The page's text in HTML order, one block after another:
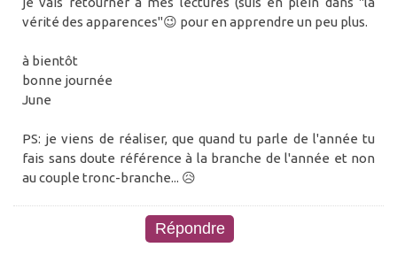
vérité des apparences"😉 pour en apprendre un peu plus.
à bientôt
bonne journée
June
PS: je viens de réaliser, que quand tu parle de l'année tu
fais sans doute référence à la branche de l'année et non
au couple tronc-branche... 😥